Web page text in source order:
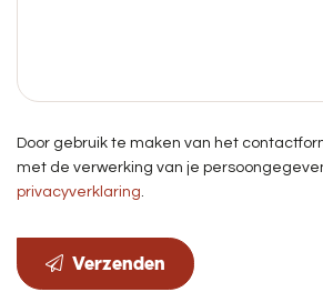
Door gebruik te maken van het
met de verwerking van je
privacyverklaring.
Verzenden